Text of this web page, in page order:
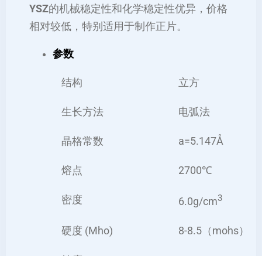
YSZ的机械稳定性和化学稳定性优异，价格
相对较低，特别适用于制作正片。
参数
结构 立方
生长方法 电弧法
晶格常数 a=5.147Å
熔点 2700℃
密度 6.0g/cm3
硬度 (Mho) 8-8.5（mohs）